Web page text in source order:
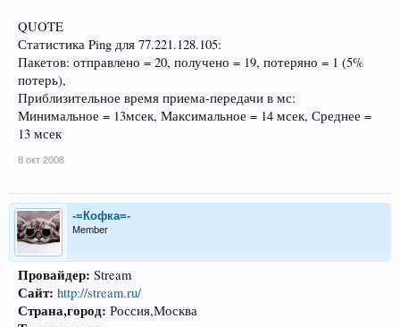
QUOTE
Статистика Ping для 77.221.128.105:
Пакетов: отправлено = 20, получено = 19, потеряно = 1 (5%
потерь),
Приблизительное время приема-передачи в мс:
Минимальное = 13мсек, Максимальное = 14 мсек, Среднее =
13 мсек
8 окт 2008
-=Кофка=-
Member
Провайдер: Stream
Сайт: http://stream.ru/
Страна,город: Россия,Москва